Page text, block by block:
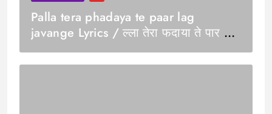
Palla tera phadaya te paar lag
javange Lyrics / ल्ला तेरा फदाया ते पार लग
जवांगे